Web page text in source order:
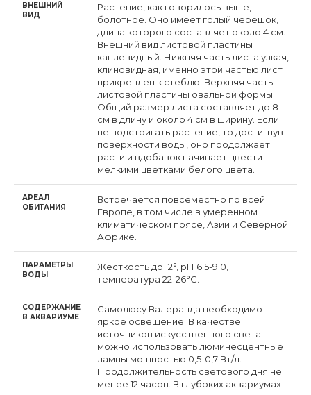
ВНЕШНИЙ
ВИД
Растение, как говорилось выше,
болотное. Оно имеет голый черешок,
длина которого составляет около 4 см.
Внешний вид листовой пластины
каплевидный. Нижняя часть листа узкая,
клиновидная, именно этой частью лист
прикреплен к стеблю. Верхняя часть
листовой пластины овальной формы.
Общий размер листа составляет до 8
см в длину и около 4 см в ширину. Если
не подстригать растение, то достигнув
поверхности воды, оно продолжает
расти и вдобавок начинает цвести
мелкими цветками белого цвета.
АРЕАЛ
ОБИТАНИЯ
Встречается повсеместно по всей
Европе, в том числе в умеренном
климатическом поясе, Азии и Северной
Африке.
ПАРАМЕТРЫ
ВОДЫ
Жесткость до 12°, рН 6.5-9.0,
температура 22-26°С.
СОДЕРЖАНИЕ
В АКВАРИУМЕ
Самолюсу Валеранда необходимо
яркое освещение. В качестве
источников искусственного света
можно использовать люминесцентные
лампы мощностью 0,5-0,7 Вт/л.
Продолжительность светового дня не
менее 12 часов. В глубоких аквариумах